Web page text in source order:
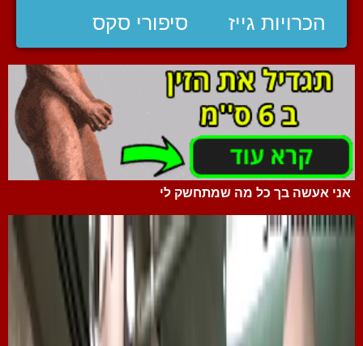
הכרויות גייז סיפורי סקס
אני אעשה בך כל מה שמתחשק לי